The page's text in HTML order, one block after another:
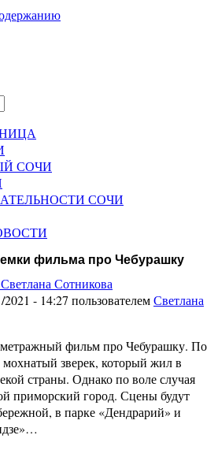
СОЧИ
СОЧИ
фильма про Чебурашку
- 14:27 пользователемСветлана
фильм про Чебурашку. По
зверек, который жил в
страны. Однако по воле случая
приморский город. Сцены будут
в парке «Дендрарий» и